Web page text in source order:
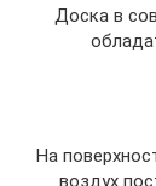
Доска в
На
воздух